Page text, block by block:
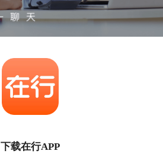
下载在行APP